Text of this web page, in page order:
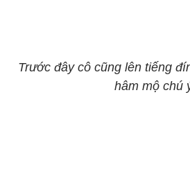
Trước đây cô cũng lên tiếng
hâm mộ chú